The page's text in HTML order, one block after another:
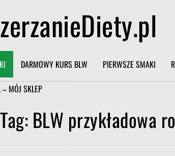
DARMOWY KURS BLW PIERWSZE SMAKI
– MÓJ SKLEP
Tag: BLW przykładowa